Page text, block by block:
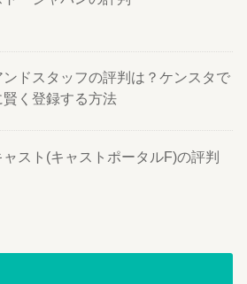
ンドスタッフの評判は？ケンスタで
賢く登録する方法
ャスト(キャストポータルF)の評判